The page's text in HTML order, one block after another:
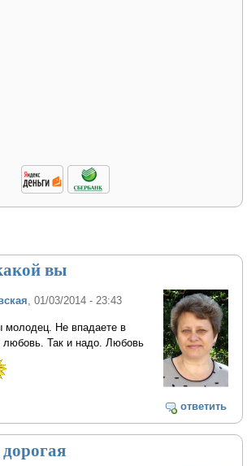
вы
, 01/03/2014 - 23:43
молодец. Не впадаете в
любовь. Так и надо. Любовь
ответить